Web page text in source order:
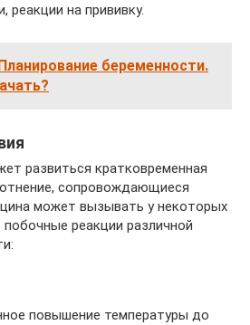
реакции на прививку.
беременности.
развиться кратковременная
сопровождающиеся
может вызывать у некоторых
реакции различной
повышение температуры до